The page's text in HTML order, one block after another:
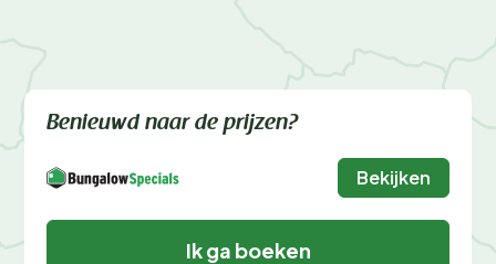
Benieuwd naar de prijzen?
Bekijken
Ik ga boeken